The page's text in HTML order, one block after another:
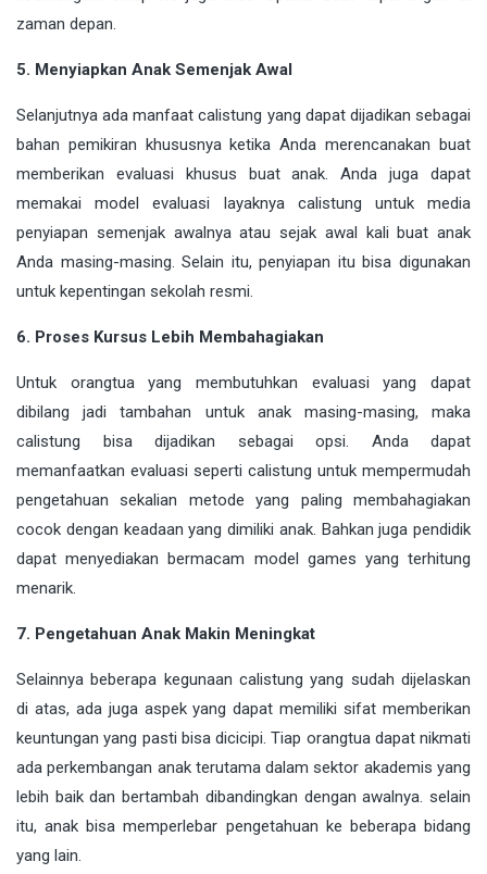
zaman depan.
5. Menyiapkan Anak Semenjak Awal
Selanjutnya ada manfaat calistung yang dapat dijadikan sebagai
bahan pemikiran khususnya ketika Anda merencanakan buat
memberikan evaluasi khusus buat anak. Anda juga dapat
memakai model evaluasi layaknya calistung untuk media
penyiapan semenjak awalnya atau sejak awal kali buat anak
Anda masing-masing. Selain itu, penyiapan itu bisa digunakan
untuk kepentingan sekolah resmi.
6. Proses Kursus Lebih Membahagiakan
Untuk orangtua yang membutuhkan evaluasi yang dapat
dibilang jadi tambahan untuk anak masing-masing, maka
calistung bisa dijadikan sebagai opsi. Anda dapat
memanfaatkan evaluasi seperti calistung untuk mempermudah
pengetahuan sekalian metode yang paling membahagiakan
cocok dengan keadaan yang dimiliki anak. Bahkan juga pendidik
dapat menyediakan bermacam model games yang terhitung
menarik.
7. Pengetahuan Anak Makin Meningkat
Selainnya beberapa kegunaan calistung yang sudah dijelaskan
di atas, ada juga aspek yang dapat memiliki sifat memberikan
keuntungan yang pasti bisa dicicipi. Tiap orangtua dapat nikmati
ada perkembangan anak terutama dalam sektor akademis yang
lebih baik dan bertambah dibandingkan dengan awalnya. selain
itu, anak bisa memperlebar pengetahuan ke beberapa bidang
yang lain.